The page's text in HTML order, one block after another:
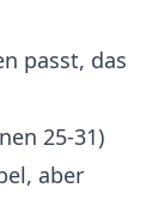
passt, das
25-31)
aber